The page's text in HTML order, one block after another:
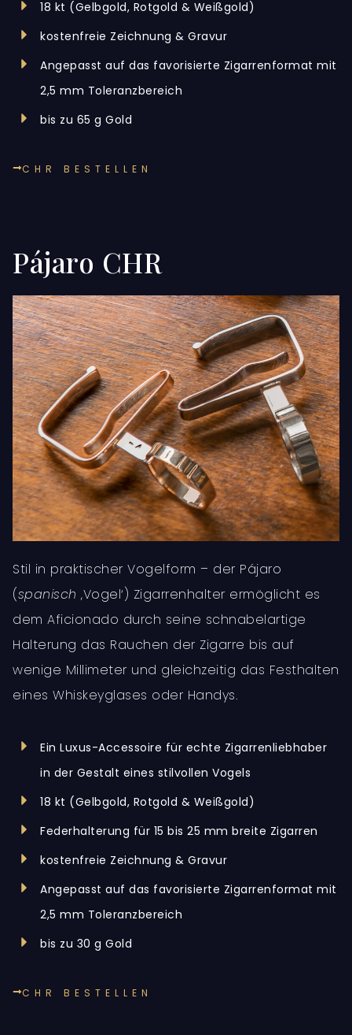
18 kt (Gelbgold, Rotgold & Weißgold)
kostenfreie Zeichnung & Gravur
Angepasst auf das favorisierte Zigarrenformat mit
2,5 mm Toleranzbereich
bis zu 65 g Gold
CHR BESTELLEN
Pájaro CHR
Stil in praktischer Vogelform – der Pájaro
(spanisch ‚Vogel‘) Zigarrenhalter ermöglicht es
dem Aficionado durch seine schnabelartige
Halterung das Rauchen der Zigarre bis auf
wenige Millimeter und gleichzeitig das Festhalten
eines Whiskeyglases oder Handys.
Ein Luxus-Accessoire für echte Zigarrenliebhaber
in der Gestalt eines stilvollen Vogels
18 kt (Gelbgold, Rotgold & Weißgold)
Federhalterung für 15 bis 25 mm breite Zigarren
kostenfreie Zeichnung & Gravur
Angepasst auf das favorisierte Zigarrenformat mit
2,5 mm Toleranzbereich
bis zu 30 g Gold
CHR BESTELLEN